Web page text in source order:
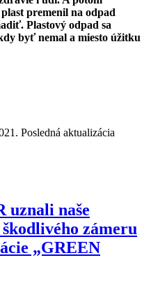
premenil na odpad
Plastový odpad sa
byť nemal a miesto úžitku
Posledná aktualizácia
uznali naše
zámeru
„GREEN